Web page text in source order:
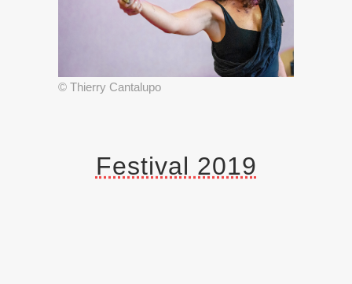
© Thierry Cantalupo
Festival 2019